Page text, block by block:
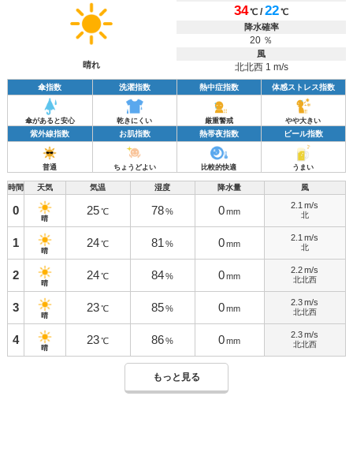
晴れ
34℃ /22℃
降水確率
20 ％
風
北北西 1 m/s
傘指数 洗濯指数 熱中症指数 体感ストレス指数
傘があると安心 乾きにくい 厳重警戒 やや大きい
紫外線指数 お肌指数 熱帯夜指数 ビール指数
普通 ちょうどよい 比較的快適 うまい
時間 天気 気温 湿度 降水量 風
0
晴
25 ℃ 78 % 0 mm
2.1 m/s
北
1
晴
24 ℃ 81 % 0 mm
2.1 m/s
北
2
晴
24 ℃ 84 % 0 mm
2.2 m/s
北北西
3
晴
23 ℃ 85 % 0 mm
2.3 m/s
北北西
4
晴
23 ℃ 86 % 0 mm
2.3 m/s
北北西
もっと見る